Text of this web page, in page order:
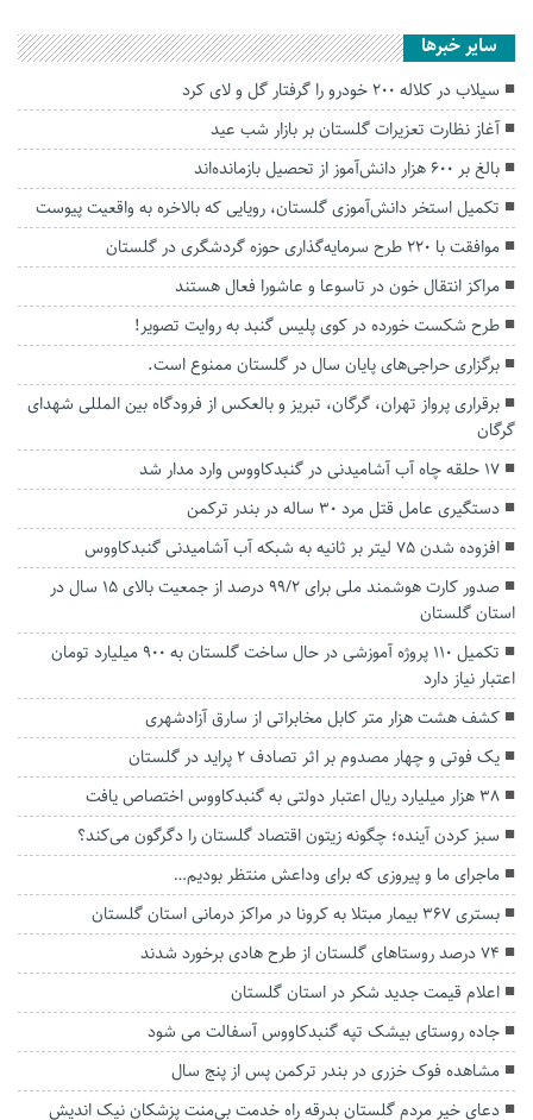
سایر خبرها
سیلاب در کلاله ۲۰۰ خودرو را گرفتار گل و لای کرد
آغاز نظارت تعزیرات گلستان بر بازار شب عید
بالغ بر ۶۰۰ هزار دانش‌آموز از تحصیل بازمانده‌اند
تکمیل استخر دانش‌آموزی گلستان، رویایی که بالاخره به واقعیت پیوست
موافقت با ۲۲۰ طرح سرمایه‌گذاری حوزه گردشگری در گلستان
مراکز انتقال خون در تاسوعا و عاشورا فعال هستند
طرح شکست خورده در کوی پلیس گنبد به روایت تصویر!
برگزاری حراجی‌های پایان سال در گلستان ممنوع است.
برقراری پرواز تهران، گرگان، تبریز و بالعکس از فرودگاه بین المللی شهدای
گرگان
۱۷ حلقه چاه آب آشامیدنی در گنبدکاووس وارد مدار شد
دستگیری عامل قتل مرد ۳۰ ساله در بندر ترکمن
افزوده شدن ۷۵ لیتر بر ثانیه به شبکه آب آشامیدنی گنبدکاووس
صدور کارت هوشمند ملی برای ۹۹/2 درصد از جمعیت بالای ۱۵ سال در
استان گلستان
تکمیل ۱۱۰ پروژه آموزشی در حال ساخت گلستان به ۹۰۰ میلیارد تومان
اعتبار نیاز دارد
کشف هشت هزار متر کابل مخابراتی از سارق آزادشهری
یک فوتی و چهار مصدوم بر اثر تصادف ۲ پراید در گلستان
۳۸ هزار میلیارد ریال اعتبار دولتی به گنبدکاووس اختصاص یافت
سبز کردن آینده؛ چگونه زیتون اقتصاد گلستان را دگرگون می‌کند؟
ماجرای ما و پیروزی که برای وداعش منتظر بودیم…
بستری ۳۶۷ بیمار مبتلا به کرونا در مراکز درمانی استان گلستان
۷۴ درصد روستاهای گلستان از طرح هادی برخورد شدند
اعلام قیمت جدید شکر در استان گلستان
جاده روستای بیشک تپه گنبدکاووس آسفالت می شود
مشاهده فوک خزری در بندر ترکمن پس از پنج سال
دعای خیر مردم گلستان بدرقه راه خدمت بی‌منت پزشکان نیک اندیش